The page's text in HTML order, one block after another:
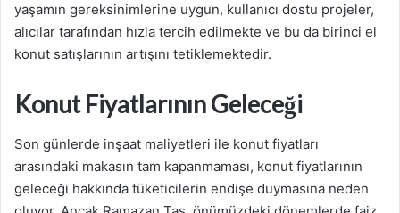
yaşamın gereksinimlerine uygun, kullanıcı dostu projeler,
alıcılar tarafından hızla tercih edilmekte ve bu da birinci el
konut satışlarının artışını tetiklemektedir.
Konut Fiyatlarının Geleceği
Son günlerde inşaat maliyetleri ile konut fiyatları
arasındaki makasın tam kapanmaması, konut fiyatlarının
geleceği hakkında tüketicilerin endişe duymasına neden